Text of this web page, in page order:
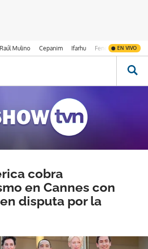
Mulino Cepanim Ifarhu Fenómeno de El
EN VIVO
cobra
en Cannes con
disputa por la